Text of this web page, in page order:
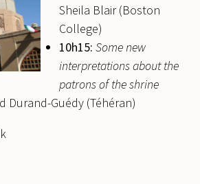
Sheila Blair (Boston
College)
10h15: Some new
interpretations about the
patrons of the shrine
Durand-Guédy (Téhéran)